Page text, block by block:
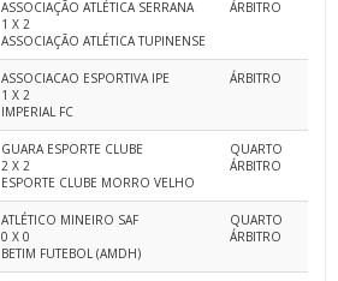
ASSOCIAÇÃO ATLÉTICA SERRANA
1 X 2
ASSOCIAÇÃO ATLÉTICA TUPINENSE
ÁRBITRO
ASSOCIACAO ESPORTIVA IPE
1 X 2
IMPERIAL FC
ÁRBITRO
GUARA ESPORTE CLUBE
2 X 2
ESPORTE CLUBE MORRO VELHO
QUARTO
ÁRBITRO
ATLÉTICO MINEIRO SAF
0 X 0
BETIM FUTEBOL (AMDH)
QUARTO
ÁRBITRO